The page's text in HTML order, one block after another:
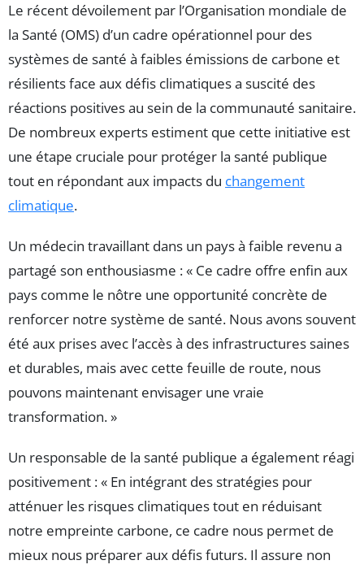
Le récent dévoilement par l’Organisation mondiale de
la Santé (OMS) d’un cadre opérationnel pour des
systèmes de santé à faibles émissions de carbone et
résilients face aux défis climatiques a suscité des
réactions positives au sein de la communauté sanitaire.
De nombreux experts estiment que cette initiative est
une étape cruciale pour protéger la santé publique
tout en répondant aux impacts du changement
climatique.
Un médecin travaillant dans un pays à faible revenu a
partagé son enthousiasme : « Ce cadre offre enfin aux
pays comme le nôtre une opportunité concrète de
renforcer notre système de santé. Nous avons souvent
été aux prises avec l’accès à des infrastructures saines
et durables, mais avec cette feuille de route, nous
pouvons maintenant envisager une vraie
transformation. »
Un responsable de la santé publique a également réagi
positivement : « En intégrant des stratégies pour
atténuer les risques climatiques tout en réduisant
notre empreinte carbone, ce cadre nous permet de
mieux nous préparer aux défis futurs. Il assure non